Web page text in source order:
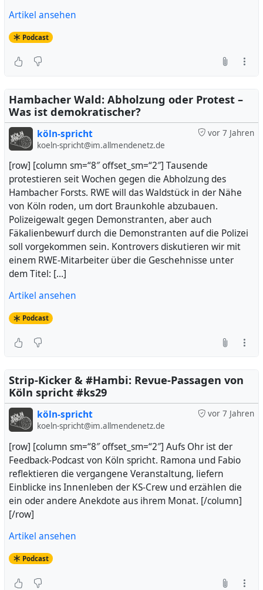
Artikel ansehen
Podcast
Hambacher Wald: Abholzung oder Protest –
Was ist demokratischer?
vor 7 Jahren
köln-spricht
koeln-spricht@im.allmendenetz.de
[row] [column sm=“8″ offset_sm=“2″] Tausende
protestieren seit Wochen gegen die Abholzung des
Hambacher Forsts. RWE will das Waldstück in der Nähe
von Köln roden, um dort Braunkohle abzubauen.
Polizeigewalt gegen Demonstranten, aber auch
Fäkalienbewurf durch die Demonstranten auf die Polizei
soll vorgekommen sein. Kontrovers diskutieren wir mit
einem RWE-Mitarbeiter über die Geschehnisse unter
dem Titel: […]
Artikel ansehen
Podcast
Strip-Kicker & #Hambi: Revue-Passagen von
Köln spricht #ks29
vor 7 Jahren
köln-spricht
koeln-spricht@im.allmendenetz.de
[row] [column sm=“8″ offset_sm=“2″] Aufs Ohr ist der
Feedback-Podcast von Köln spricht. Ramona und Fabio
reflektieren die vergangene Veranstaltung, liefern
Einblicke ins Innenleben der KS-Crew und erzählen die
ein oder andere Anekdote aus ihrem Monat. [/column]
[/row]
Artikel ansehen
Podcast